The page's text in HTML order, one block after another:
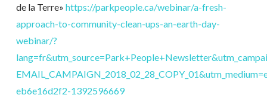
de la Terre» https://parkpeople.ca/webinar/a-fresh-
approach-to-community-clean-ups-an-earth-day-
webinar/?
eb6e16d2f2-1392596669